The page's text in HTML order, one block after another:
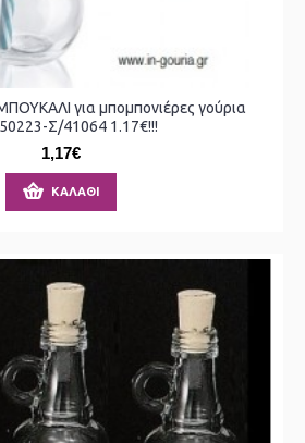
για μπομπονιέρες γούρια
Σ/41064 1.17€!!!
1,17€
ΚΑΛΆΘΙ